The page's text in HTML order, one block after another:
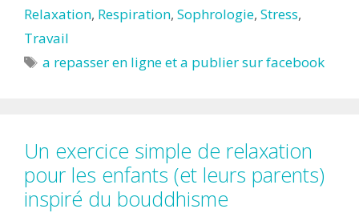
Relaxation, Respiration, Sophrologie, Stress,
Travail
Étiquettes
a repasser en ligne et a publier sur facebook
Un exercice simple de relaxation
pour les enfants (et leurs parents)
inspiré du bouddhisme